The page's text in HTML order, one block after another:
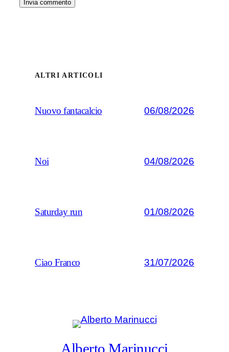
ALTRI ARTICOLI
Nuovo fantacalcio 06/08/2026
Noi 04/08/2026
Saturday run 01/08/2026
Ciao Franco 31/07/2026
Alberto Marinucci